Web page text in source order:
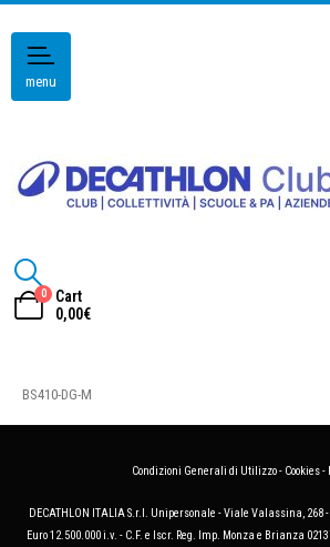
menu
0
Cart
0,00€
BS410-DG-M
Condizioni Generali di Utilizzo- Cookies-
DECATHLON ITALIA S.r.l. Unipersonale - Viale Valassina, 268 -
Euro 12.500.000 i.v. - C.F. e Iscr. Reg. Imp. Monza e Brianza